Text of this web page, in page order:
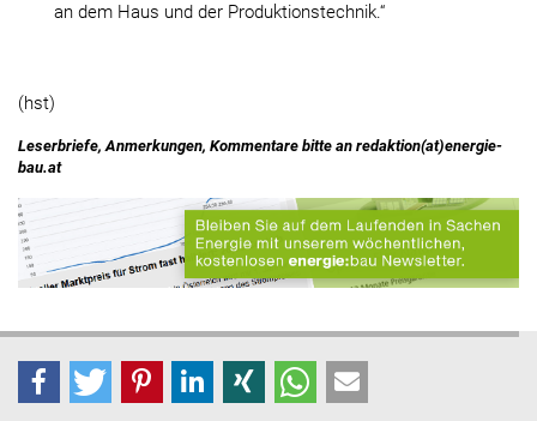
an dem Haus und der Produktionstechnik.“
(hst)
Leserbriefe, Anmerkungen, Kommentare bitte an redaktion(at)energie-
bau.at